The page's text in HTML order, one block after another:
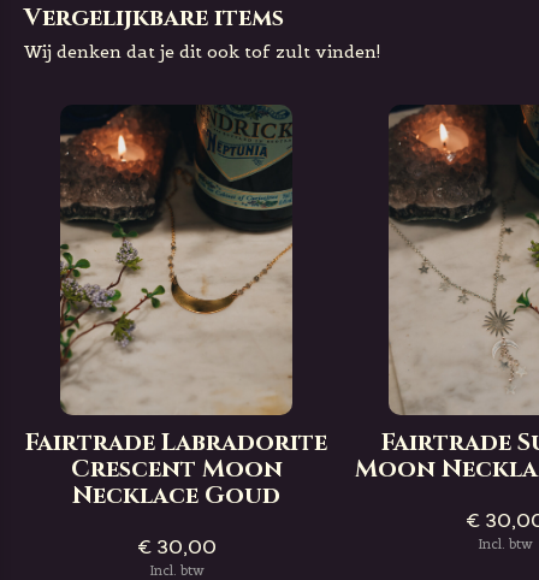
Vergelijkbare items
Wij denken dat je dit ook tof zult vinden!
Fairtrade Labradorite
Crescent Moon
Necklace Goud
€ 30,00
Incl. btw
Fairtrade
Moon
€
Incl. btw